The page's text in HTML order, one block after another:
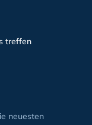
treffen
neuesten